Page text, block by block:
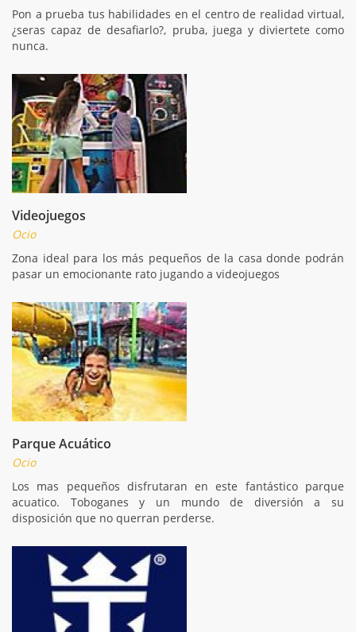
Pon a prueba tus habilidades en el centro de realidad virtual,
¿seras capaz de desafiarlo?, pruba, juega y diviertete como
nunca.
Videojuegos
Ocio
Zona ideal para los más pequeños de la casa donde podrán
pasar un emocionante rato jugando a videojuegos
Parque Acuático
Ocio
Los mas pequeños disfrutaran en este fantástico parque
acuatico. Toboganes y un mundo de diversión a su
disposición que no querran perderse.